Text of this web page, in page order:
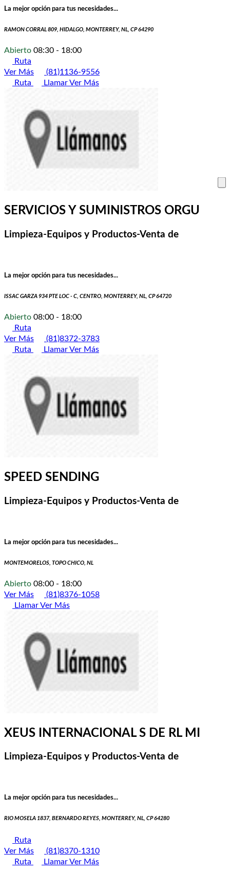
La mejor opción para tus necesidades...
RAMON CORRAL 809, HIDALGO, MONTERREY, NL, CP 64290
Abierto 08:30 - 18:00
Ruta
Ver Más
(81)1136-9556
Ruta
LlamarVer Más
SERVICIOS Y SUMINISTROS ORGU
Limpieza-Equipos y Productos-Venta de
La mejor opción para tus necesidades...
ISSAC GARZA 934 PTE LOC - C, CENTRO, MONTERREY, NL, CP 64720
Abierto 08:00 - 18:00
Ruta
Ver Más
(81)8372-3783
Ruta
LlamarVer Más
SPEED SENDING
Limpieza-Equipos y Productos-Venta de
La mejor opción para tus necesidades...
MONTEMORELOS, TOPO CHICO, NL
Abierto 08:00 - 18:00
Ver Más
(81)8376-1058
LlamarVer Más
XEUS INTERNACIONAL S DE RL MI
Limpieza-Equipos y Productos-Venta de
La mejor opción para tus necesidades...
RIO MOSELA 1837, BERNARDO REYES, MONTERREY, NL, CP 64280
Ruta
Ver Más
(81)8370-1310
Ruta
LlamarVer Más